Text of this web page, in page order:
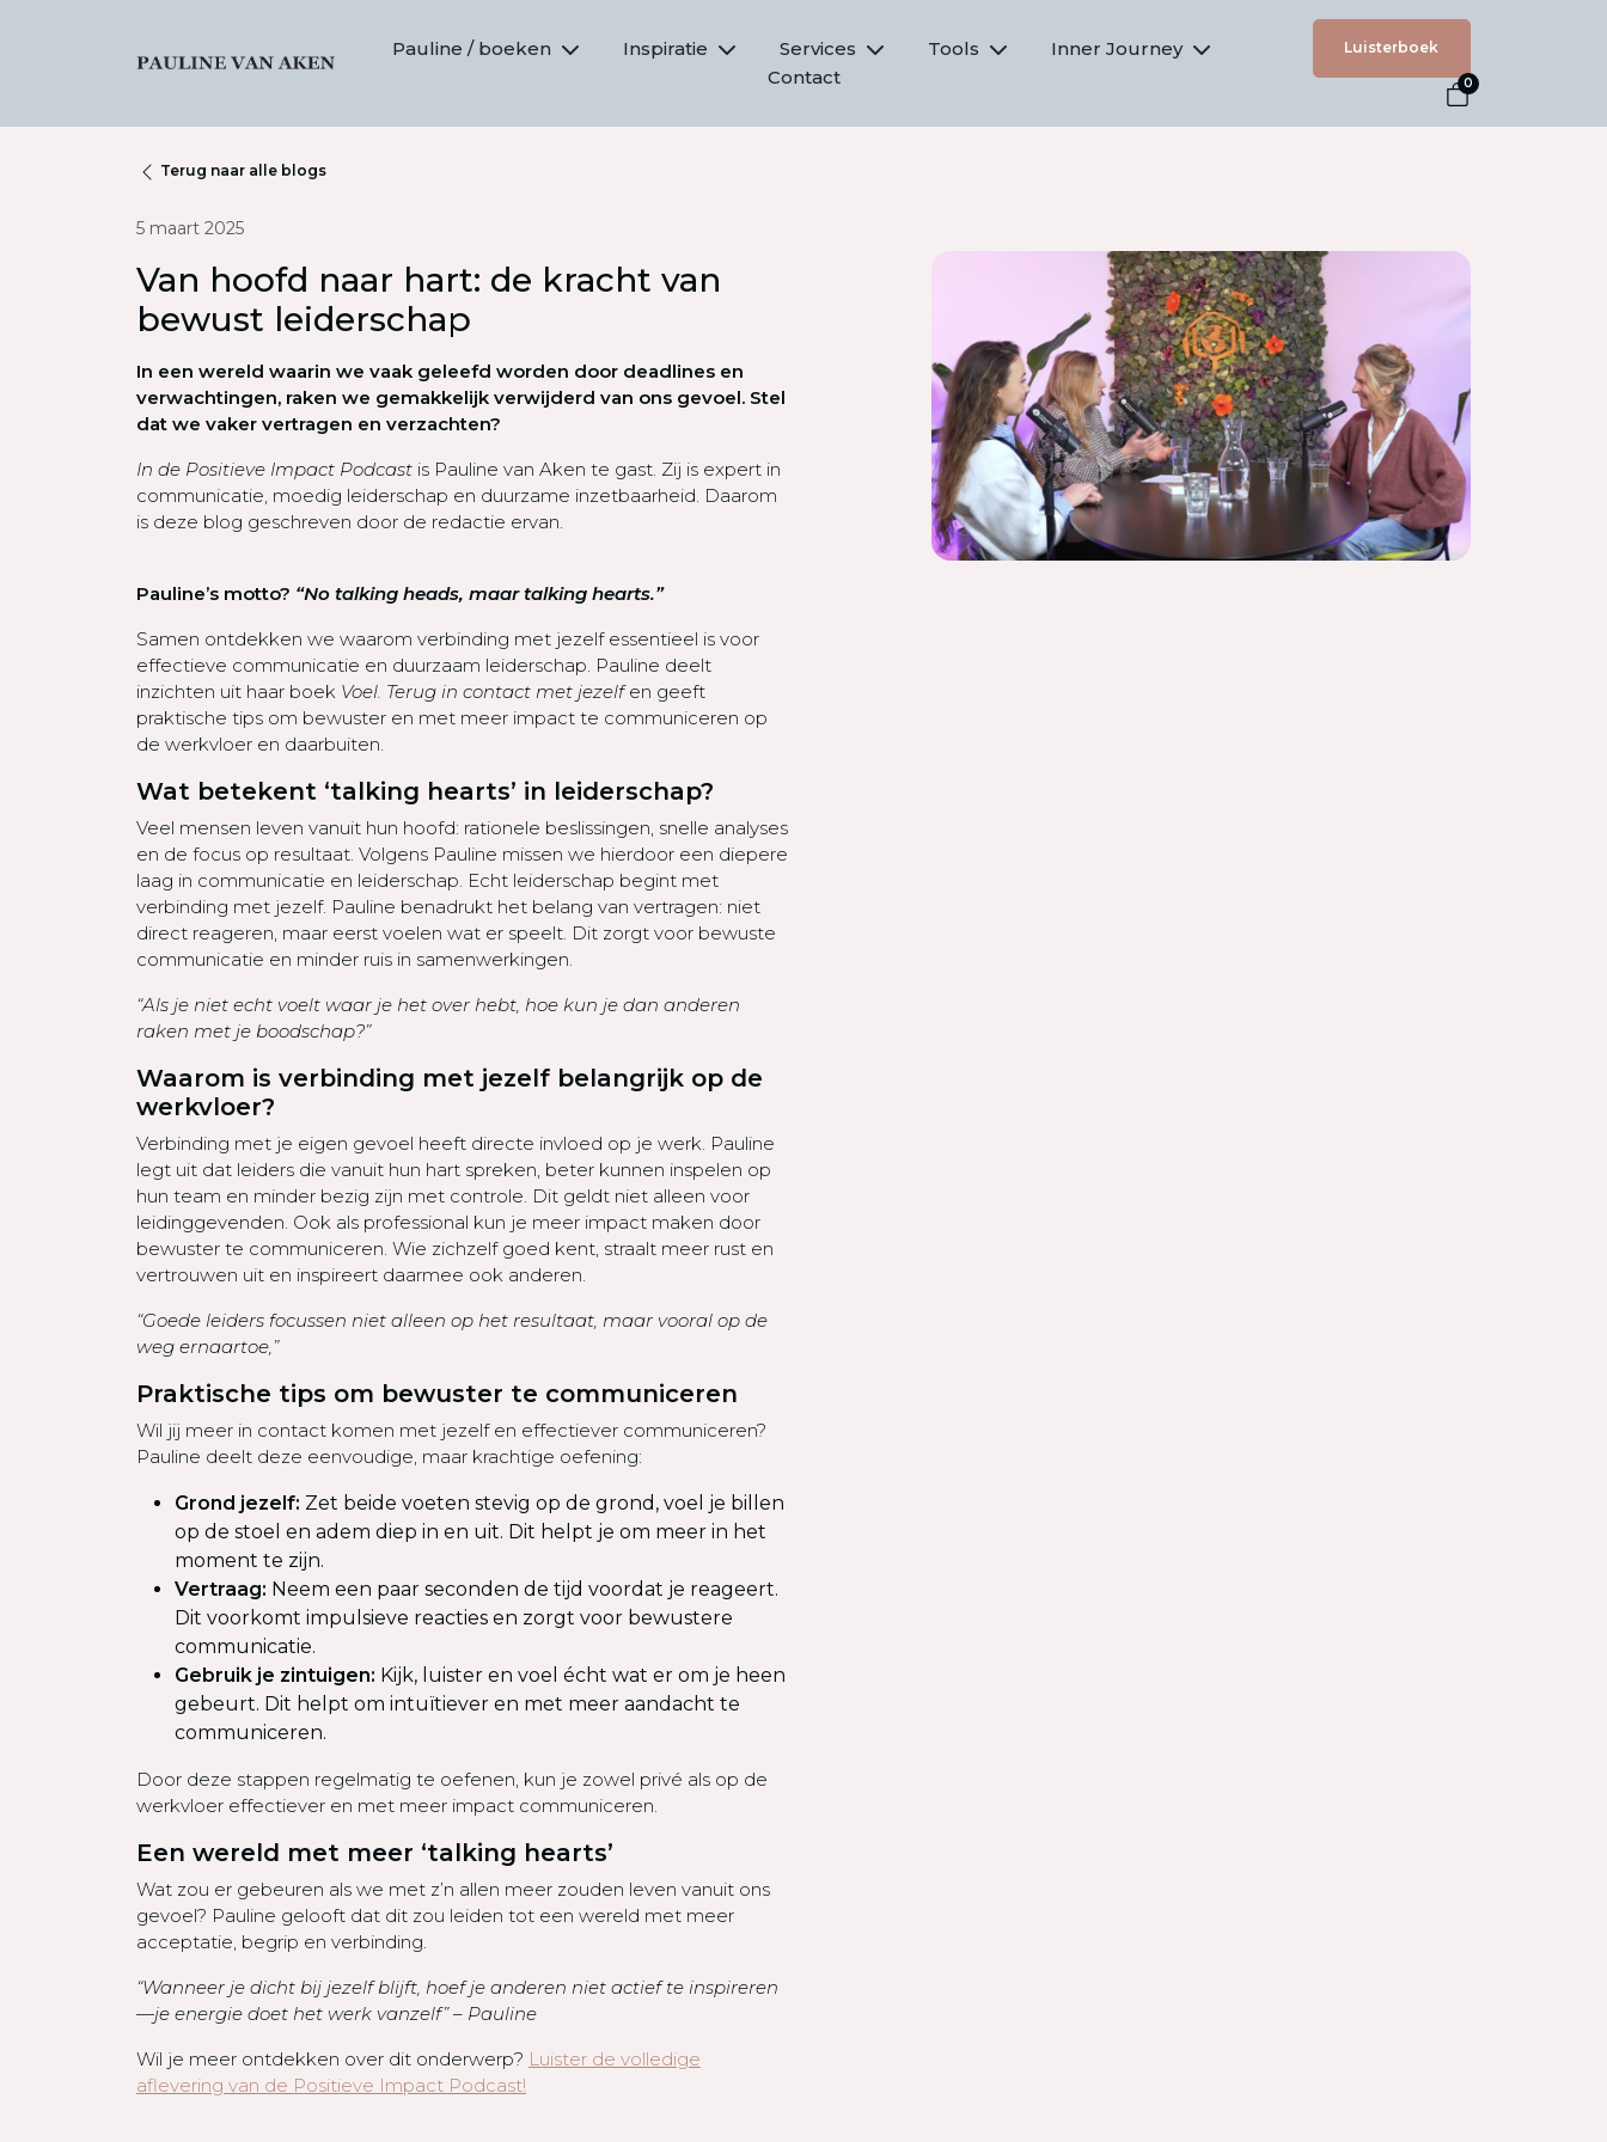
Pauline / boeken Inspiratie Services Tools
Inner Journey
Contact
Luisterboek
0
Terug naar alle blogs
5 maart 2025
Van hoofd naar hart: de kracht van
bewust leiderschap
In een wereld waarin we vaak geleefd worden door deadlines en
verwachtingen, raken we gemakkelijk verwijderd van ons gevoel. Stel
dat we vaker vertragen en verzachten?
In de Positieve Impact Podcast is Pauline van Aken te gast. Zij is expert in
communicatie, moedig leiderschap en duurzame inzetbaarheid. Daarom
is deze blog geschreven door de redactie ervan.
Pauline’s motto? “No talking heads, maar talking hearts.”
Samen ontdekken we waarom verbinding met jezelf essentieel is voor
effectieve communicatie en duurzaam leiderschap. Pauline deelt
inzichten uit haar boek Voel. Terug in contact met jezelfen geeft
praktische tips om bewuster en met meer impact te communiceren op
de werkvloer en daarbuiten.
Wat betekent ‘talking hearts’ in leiderschap?
Veel mensen leven vanuit hun hoofd: rationele beslissingen, snelle analyses
en de focus op resultaat. Volgens Pauline missen we hierdoor een diepere
laag in communicatie en leiderschap. Echt leiderschap begint met
verbinding met jezelf. Pauline benadrukt het belang van vertragen: niet
direct reageren, maar eerst voelen wat er speelt. Dit zorgt voor bewuste
communicatie en minder ruis in samenwerkingen.
“Als je niet echt voelt waar je het over hebt, hoe kun je dan anderen
raken met je boodschap?”
Waarom is verbinding met jezelf belangrijk op de
werkvloer?
Verbinding met je eigen gevoel heeft directe invloed op je werk. Pauline
legt uit dat leiders die vanuit hun hart spreken, beter kunnen inspelen op
hun team en minder bezig zijn met controle. Dit geldt niet alleen voor
leidinggevenden. Ook als professional kun je meer impact maken door
bewuster te communiceren. Wie zichzelf goed kent, straalt meer rust en
vertrouwen uit en inspireert daarmee ook anderen.
“Goede leiders focussen niet alleen op het resultaat, maar vooral op de
weg ernaartoe,”
Praktische tips om bewuster te communiceren
Wil jij meer in contact komen met jezelf en effectiever communiceren?
Pauline deelt deze eenvoudige, maar krachtige oefening:
Grond jezelf: Zet beide voeten stevig op de grond, voel je billen
op de stoel en adem diep in en uit. Dit helpt je om meer in het
moment te zijn.
Vertraag: Neem een paar seconden de tijd voordat je reageert.
Dit voorkomt impulsieve reacties en zorgt voor bewustere
communicatie.
Gebruik je zintuigen: Kijk, luister en voel écht wat er om je heen
gebeurt. Dit helpt om intuïtiever en met meer aandacht te
communiceren.
Door deze stappen regelmatig te oefenen, kun je zowel privé als op de
werkvloer effectiever en met meer impact communiceren.
Een wereld met meer ‘talking hearts’
Wat zou er gebeuren als we met z’n allen meer zouden leven vanuit ons
gevoel? Pauline gelooft dat dit zou leiden tot een wereld met meer
acceptatie, begrip en verbinding.
“Wanneer je dicht bij jezelf blijft, hoef je anderen niet actief te inspireren
—je energie doet het werk vanzelf” – Pauline
Wil je meer ontdekken over dit onderwerp? Luister de volledige
aflevering van de Positieve Impact Podcast!